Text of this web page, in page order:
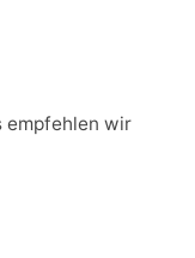
empfehlen wir